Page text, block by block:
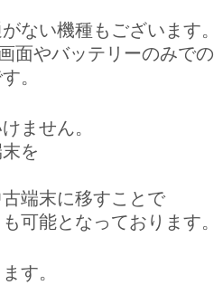
ない機種もございます。
面やバッテリーのみでの
。
ません。
を
端末に移すことで
可能となっております。
す。